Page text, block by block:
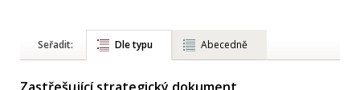
Seřadit: Dle typu Abecedně